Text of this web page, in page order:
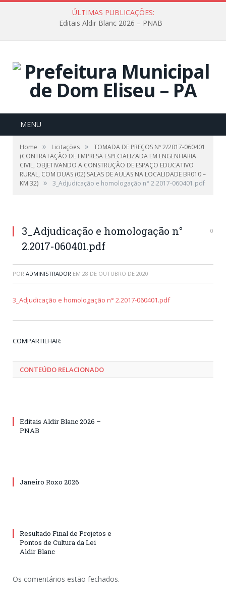
ÚLTIMAS PUBLICAÇÕES:
Editais Aldir Blanc 2026 – PNAB
MENU
Home » Licitações »
TOMADA DE PREÇOS Nº 2/2017-060401
(CONTRATAÇÃO DE EMPRESA ESPECIALIZADA EM ENGENHARIA
CIVIL, OBJETIVANDO A CONSTRUÇÃO DE ESPAÇO EDUCATIVO
RURAL, COM DUAS (02) SALAS DE AULAS NA LOCALIDADE BR010 –
KM 32) » 3_Adjudicação e homologação n° 2.2017-060401.pdf
3_Adjudicação e homologação n°
2.2017-060401.pdf
0
POR ADMINISTRADOR EM 28 DE OUTUBRO DE 2020
3_Adjudicação e homologação n° 2.2017-060401.pdf
COMPARTILHAR:
CONTEÚDO RELACIONADO
Editais Aldir Blanc 2026 –
PNAB
Janeiro Roxo 2026
Resultado Final de Projetos e
Pontos de Cultura da Lei
Aldir Blanc
Os comentários estão fechados.